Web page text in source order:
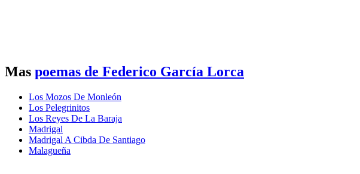
Mas poemas de Federico García Lorca
Los Mozos De Monleón
Los Pelegrinitos
Los Reyes De La Baraja
Madrigal
Madrigal A Cibda De Santiago
Malagueña